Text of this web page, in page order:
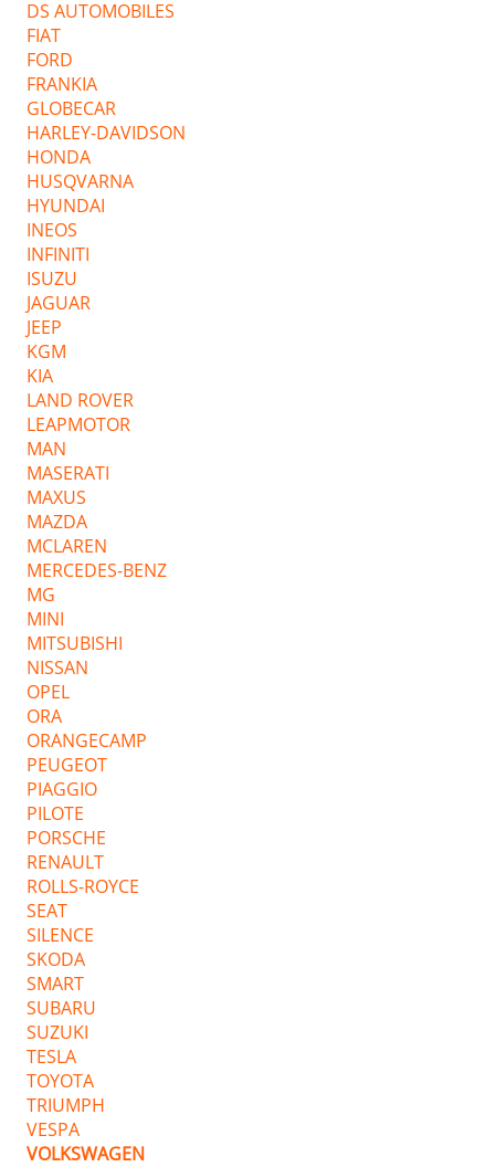
DS AUTOMOBILES
FIAT
FORD
FRANKIA
GLOBECAR
HARLEY-DAVIDSON
HONDA
HUSQVARNA
HYUNDAI
INEOS
INFINITI
ISUZU
JAGUAR
JEEP
KGM
KIA
LAND ROVER
LEAPMOTOR
MAN
MASERATI
MAXUS
MAZDA
MCLAREN
MERCEDES-BENZ
MG
MINI
MITSUBISHI
NISSAN
OPEL
ORA
ORANGECAMP
PEUGEOT
PIAGGIO
PILOTE
PORSCHE
RENAULT
ROLLS-ROYCE
SEAT
SILENCE
SKODA
SMART
SUBARU
SUZUKI
TESLA
TOYOTA
TRIUMPH
VESPA
VOLKSWAGEN